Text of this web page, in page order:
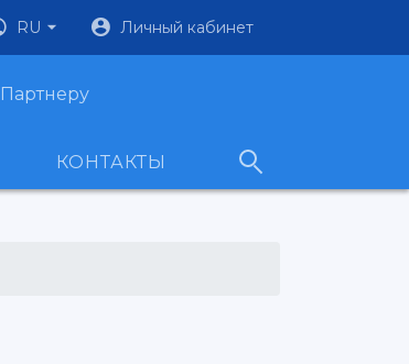
RU Личный кабинет
Партнеру
КОНТАКТЫ